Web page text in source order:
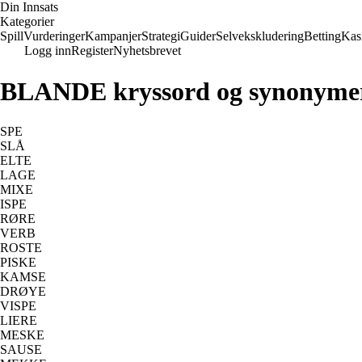
Din Innsats
Kategorier
SpillVurderingerKampanjerStrategiGuiderSelvekskluderingBetting
Logg innRegisterNyhetsbrevet
BLANDE kryssord og
SPE
SLÅ
ELTE
LAGE
MIXE
ISPE
RØRE
VERB
ROSTE
PISKE
KAMSE
DRØYE
VISPE
LIERE
MESKE
SAUSE